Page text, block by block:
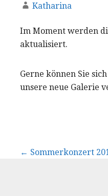
Katharina
Im Moment werden
aktualisiert.
Gerne können Sie
unsere neue Galerie
Beitrags-
← Sommerkonzert